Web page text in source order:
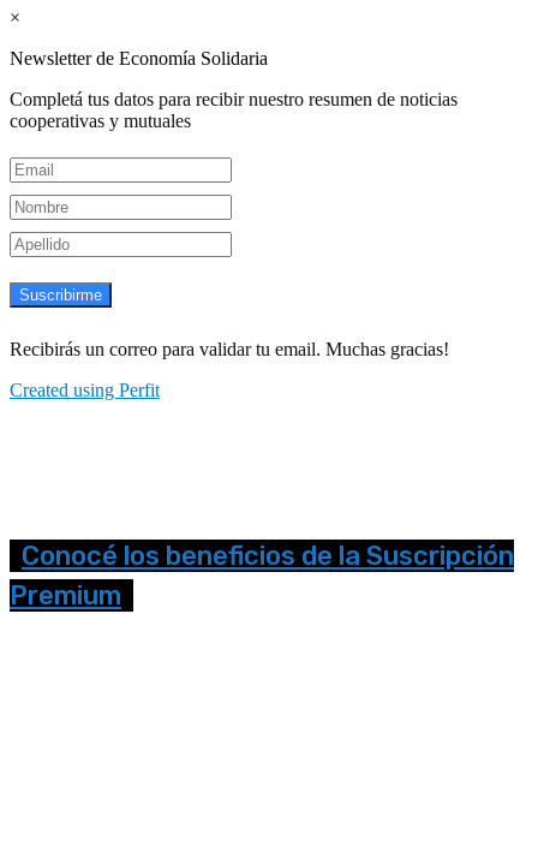
×
Newsletter de Economía Solidaria
Completá tus datos para recibir nuestro resumen de noticias
cooperativas y mutuales
Suscribirme
Recibirás un correo para validar tu email. Muchas gracias!
Created using Perfit
Conocé los beneficios de la Suscripción
Premium